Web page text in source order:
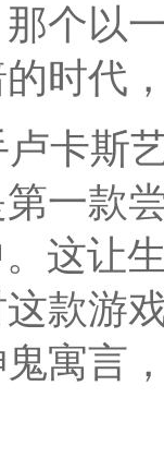
个以
时代
卡斯
一款
这让
款游
寓言